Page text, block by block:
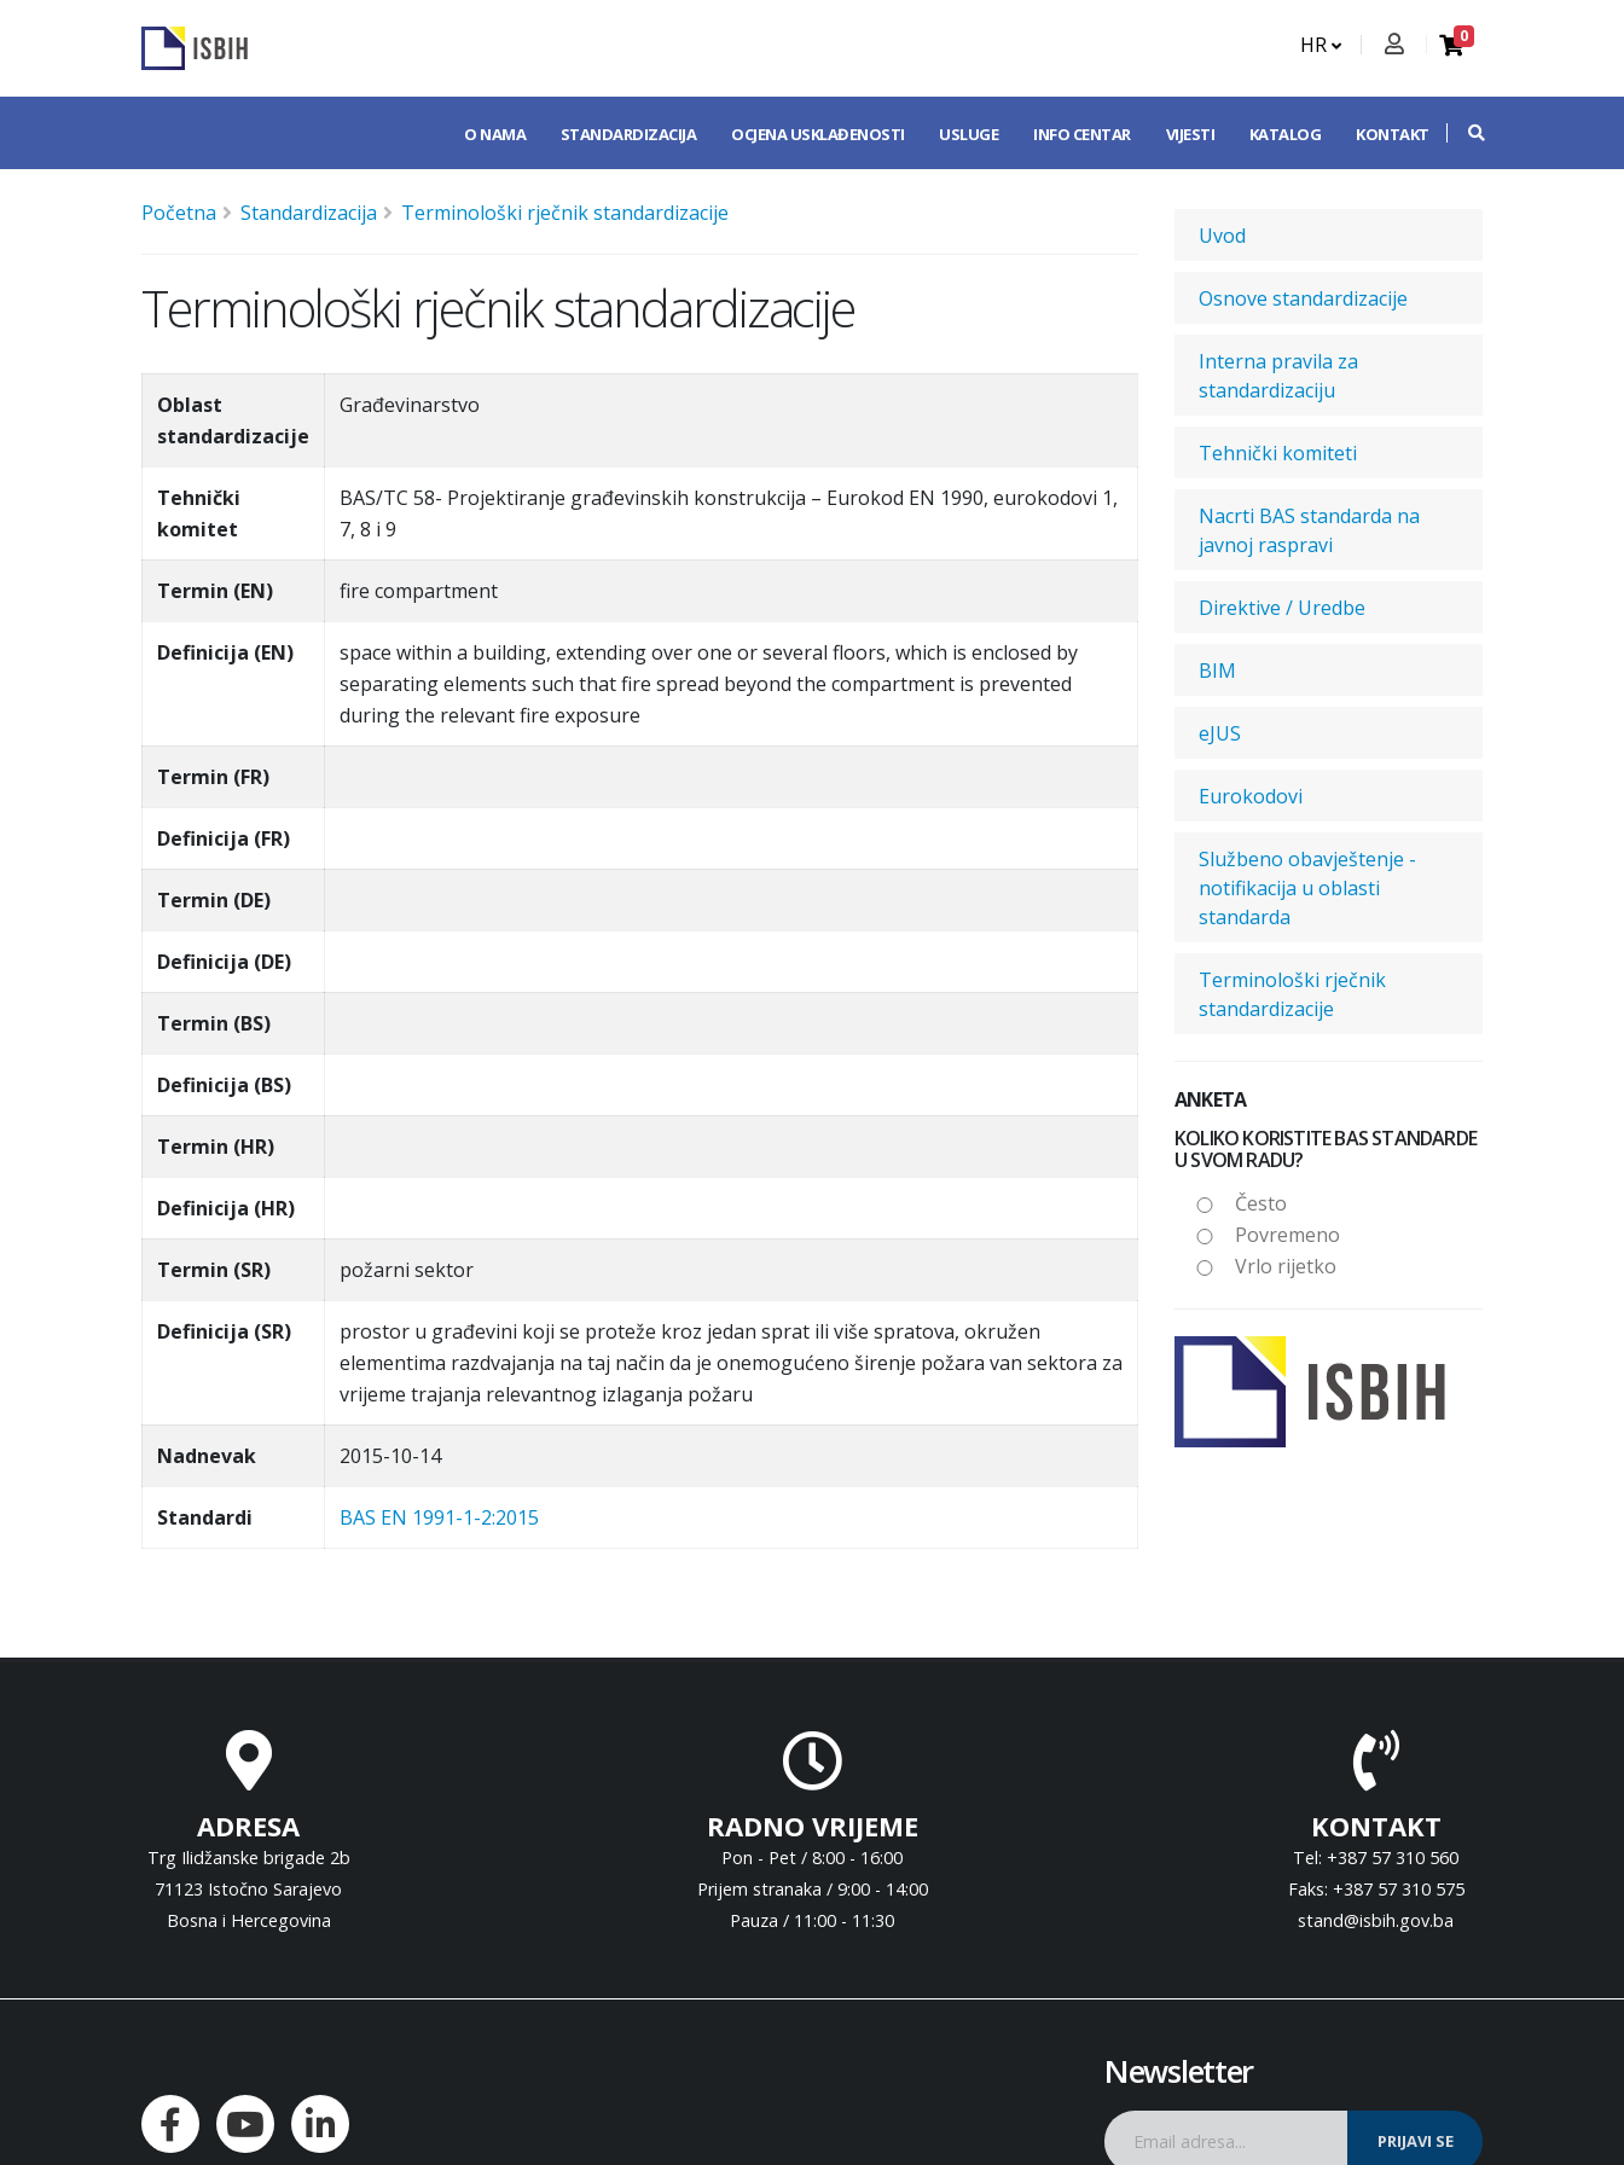
HR 0
O NAMA STANDARDIZACIJA OCJENA USKLAĐENOSTI USLUGE INFO CENTAR VIJESTI KATALOG KONTAKT
Početna Standardizacija Terminološki rječnik standardizacije
Terminološki rječnik standardizacije
Oblast
standardizacije
Građevinarstvo
Tehnički
komitet
BAS/TC 58- Projektiranje građevinskih konstrukcija – Eurokod EN 1990, eurokodovi 1,
7, 8 i 9
Termin (EN) fire compartment
Definicija (EN)
space within a building, extending over one or several floors, which is enclosed by
separating elements such that fire spread beyond the compartment is prevented
during the relevant fire exposure
Termin (FR)
Definicija (FR)
Termin (DE)
Definicija (DE)
Termin (BS)
Definicija (BS)
Termin (HR)
Definicija (HR)
Termin (SR) požarni sektor
Definicija (SR)
prostor u građevini koji se proteže kroz jedan sprat ili više spratova, okružen
elementima razdvajanja na taj način da je onemogućeno širenje požara van sektora za
vrijeme trajanja relevantnog izlaganja požaru
Nadnevak 2015-10-14
Standardi BAS EN 1991-1-2:2015
Uvod
Osnove standardizacije
Interna pravila za
standardizaciju
Tehnički komiteti
Nacrti BAS standarda na
javnoj raspravi
Direktive / Uredbe
BIM
eJUS
Eurokodovi
Službeno obavještenje -
notifikacija u oblasti
standarda
Terminološki rječnik
standardizacije
ANKETA
KOLIKO KORISTITE BAS STANDARDE
U SVOM RADU?
Često
Povremeno
Vrlo rijetko
ADRESA
Trg Ilidžanske brigade 2b
71123 Istočno Sarajevo
Bosna i Hercegovina
RADNO VRIJEME
Pon - Pet / 8:00 - 16:00
Prijem stranaka / 9:00 - 14:00
Pauza / 11:00 - 11:30
KONTAKT
Tel: +387 57 310 560
Faks: +387 57 310 575
stand@isbih.gov.ba
Newsletter
PRIJAVI SE